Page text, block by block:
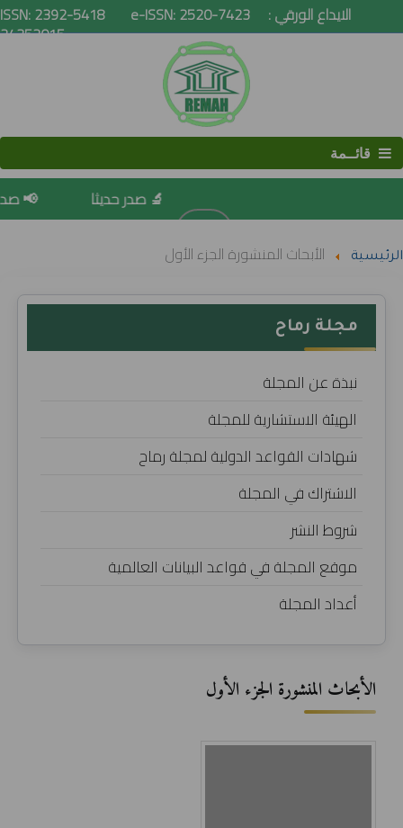
ISSN: 2392-5418 e-ISSN: 2520-7423 الايداع الورقي :
24352015
قائــمة
🔬 صدر حديثا 📢
الرئيسية الأبحاث المنشورة الجزء الأول
مجلة رماح
نبذة عن المجلة
الهيئة الاستشارية للمجلة
شهادات القواعد الدولية لمجلة رماح
الاشتراك في المجلة
شروط النشر
موقع المجلة في قواعد البيانات العالمية
أعداد المجلة
الأبحاث المنشورة الجزء الأول